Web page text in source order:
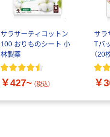
サラサーティコットン
100 おりものシート 小
林製薬
￥427~ （税込）
サラ
Tバ
（20
小林
￥